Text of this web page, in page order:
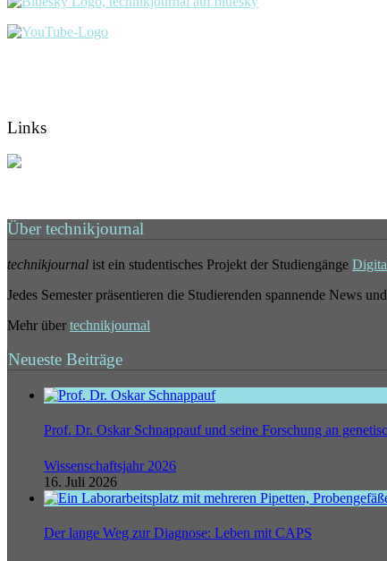
Links
Über technikjournal
technikjournal ist ein studentisches Projekt der Studiengänge
Jedes Semester präsentieren die Studierenden spannende News
Mehr über technikjournal
Neueste Beiträge
Prof. Dr. Oskar Schnappauf und seine Forschung an
Wissenschaftsjahr 2026
16. Juli 2026
Der lange Weg zur Diagnose: Leben mit CAPS